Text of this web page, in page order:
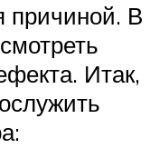
причиной. В
Итак,